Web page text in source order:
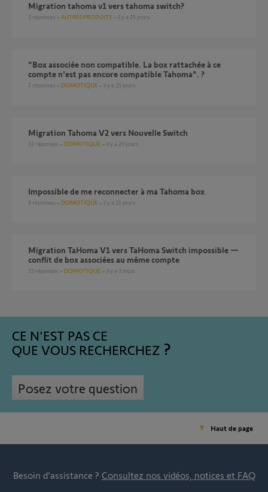
Migration tahoma v1 vers tahoma switch?
3 réponses AUTRES PRODUITS il y a 25 jours
"Box associée non compatible. La box rattachée à ce
compte n'est pas encore compatible Tahoma". ?
7 réponses DOMOTIQUE il y a 25 jours
Migration Tahoma V2 vers Nouvelle Switch
32 réponses DOMOTIQUE il y a 29 jours
Impossible de me reconnecter à ma Tahoma box
8 réponses DOMOTIQUE il y a 21 jours
Migration TaHoma V1 vers TaHoma Switch impossible —
conflit de box associées au même compte
55 réponses DOMOTIQUE il y a 3 mois
CE N'EST PAS CE
QUE VOUS RECHERCHEZ
Posez votre question
Haut de page
Besoin d’assistance ? Consultez nos vidéos, notices et FAQ